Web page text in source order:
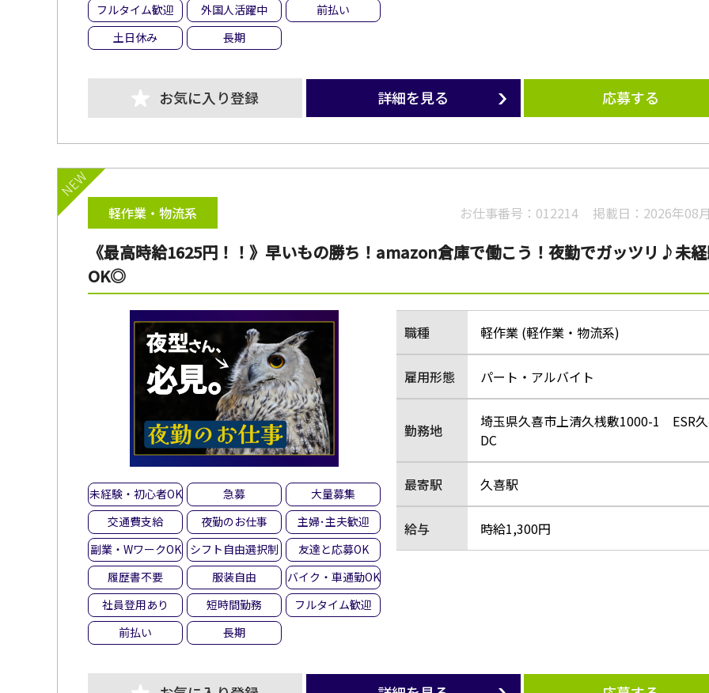
フルタイム歓迎
外国人活躍中
前払い
土日休み
長期
お気に入り登録 詳細を見る 応募する
NEW
軽作業・物流系 お仕事番号： 012214 掲載日： 2026年08
《最高時給1625円！！》早いもの勝ち！amazon倉庫で働こう！夜勤でガッツリ♪未
OK◎
未経験・初心者OK 急募
大量募集
交通費支給
夜勤のお仕事
主婦･主夫歓迎
副業・WワークOK
シフト自由選択制
友達と応募OK
履歴書不要
服装自由
バイク・車通勤OK
社員登用あり
短時間勤務
フルタイム歓迎
前払い
長期
職種 軽作業 (軽作業・物流系)
雇用形態 パート・アルバイト
勤務地
埼玉県久喜市上清久桟敷1000-1 ESR
DC
最寄駅 久喜駅
給与 時給1,300円